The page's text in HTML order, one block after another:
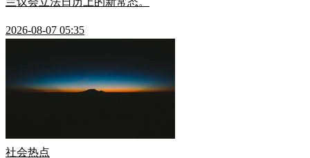
2026-08-07 05:35
社会热点